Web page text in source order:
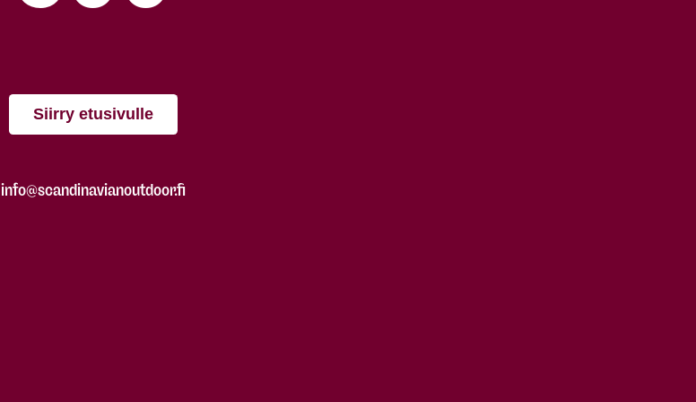
Siirry etusivulle
info@scandinavianoutdoor.fi